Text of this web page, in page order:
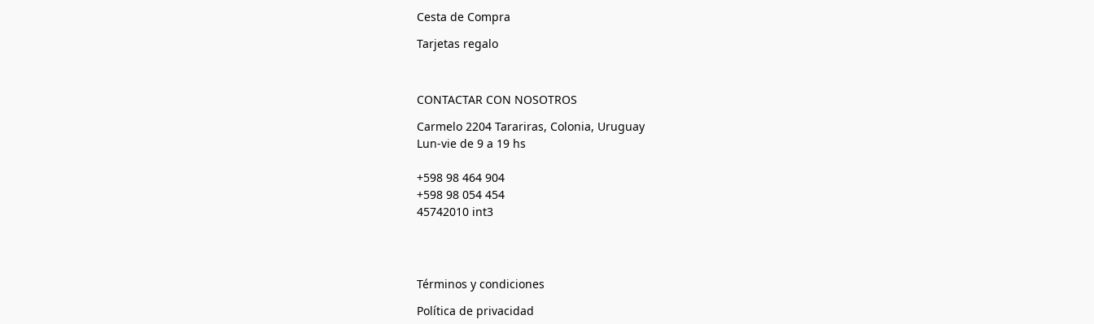
Cesta de Compra
Tarjetas regalo
CONTACTAR CON NOSOTROS
Carmelo 2204 Tarariras, Colonia, Uruguay
Lun-vie de 9 a 19 hs
+598 98 464 904
+598 98 054 454
45742010 int3
Términos y condiciones
Política de privacidad